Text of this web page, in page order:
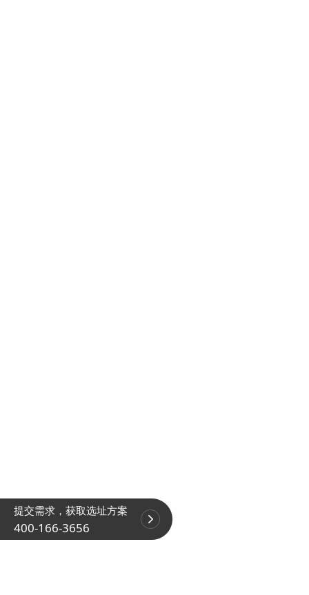
提交需求，获取选址方案
400-166-3656